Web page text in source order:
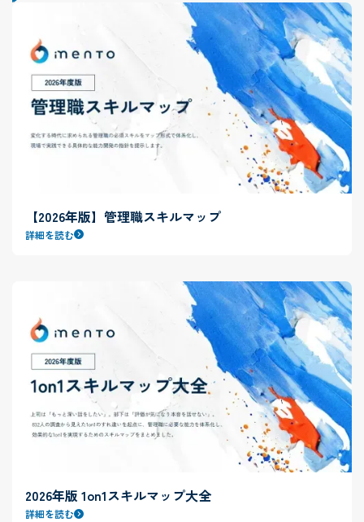
【2026年版】管理職スキルマップ
詳細を読む
2026年版 1on1スキルマップ大全
詳細を読む